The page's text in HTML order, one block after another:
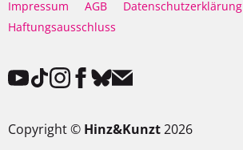
Impressum AGB
Datenschutzerklärung
Haftungsausschluss
Copyright © Hinz&Kunzt2026